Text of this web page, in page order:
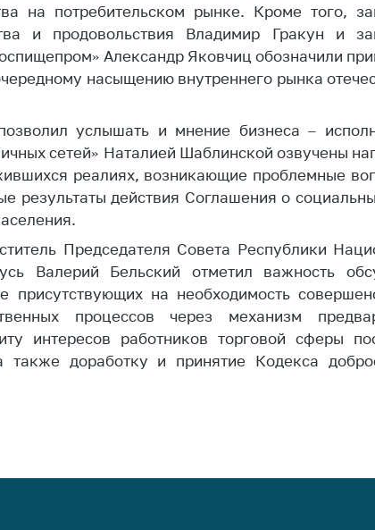
на потребительском рынке. Кроме того,
и продовольствия Владимир Гракун и
Александр Яковчиц обозначили
насыщению внутреннего рынка
услышать и мнение бизнеса –
сетей» Наталией Шаблинской озвучены
реалиях, возникающие проблемные
результаты действия Соглашения о
Председателя Совета Республики
Валерий Бельский отметил важность
присутствующих на необходимость
процессов через механизм
интересов работников торговой сферы
также доработку и принятие Кодекса